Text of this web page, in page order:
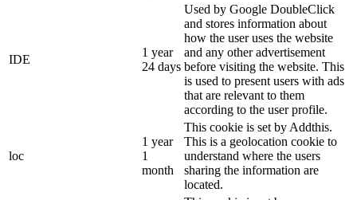
IDE
1 year
24 days
Used by Google DoubleClick
and stores information about
how the user uses the website
and any other advertisement
before visiting the website. This
is used to present users with ads
that are relevant to them
according to the user profile.
loc
1 year
1
month
This cookie is set by Addthis.
This is a geolocation cookie to
understand where the users
sharing the information are
located.